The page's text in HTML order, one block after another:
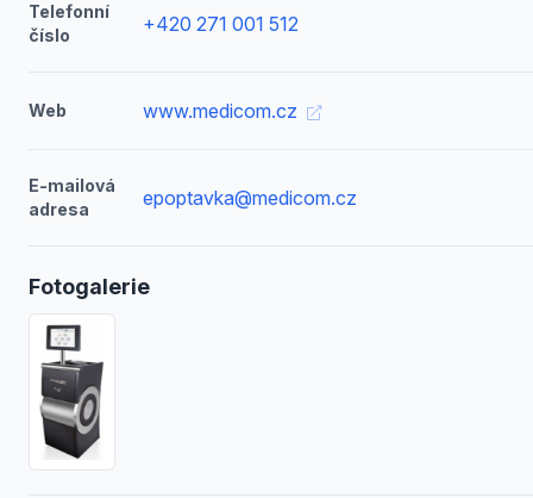
Telefonní
číslo
+420 271 001 512
Web www.medicom.cz
E-mailová
adresa
epoptavka@medicom.cz
Fotogalerie